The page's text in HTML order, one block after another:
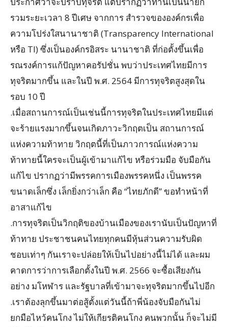
รวมระยะเวลา 8 ปีเศษ จากการ สำรวจขององค์กรเพื่อ
ความโปร่งใสนานาชาติ (Transparency International
หรือ TI) ซึ่งเป็นองค์กรอิสระ นานาชาติ ที่ก่อตั้งขึ้นเพื่อ
รณรงค์การแก้ปัญหาคอรัปชั่น พบว่าประเทศไทยมีการ
ทุจริตมากขึ้น และในปี พ.ศ. 2564 มีการทุจริตสูงสุดใน
รอบ 10 ปี
.เมื่อสถานการณ์เป็นเช่นนี้การทุจริตในประเทศไทยมีแต่
จะร้ายแรงมากขึ้นจนเกิดภาวะวิกฤตเป็น สถานการณ์
แห่งความท้าทาย วิกฤตนี้ที่เป็นภาวการณ์แห่งความ
ท้าทายนี้ใครจะเป็นผู้เข้ามาแก้ไข หรือร่วมมือ จับมือกัน
แก้ไข ปรากฏว่ามีพรรคการเมืองพรรคหนึ่ง เป็นพรรค
ขนาดเล็กซึ่ง เล็กยิ่งกว่าเล็ก คือ “ไทยภักดี” ขอทำหน้าที่
อาสาแก้ไข
.การทุจริตเป็นวิกฤติของบ้านเมืองของเรานับเป็นปัญหาที่
ท้าทาย ประชาชนคนไทยทุกคนมีหุ้นส่วนความรับผิด
ชอบเท่าๆ กันเราจะปล่อยให้เป็นไปอย่างนี้ไม่ได้ และผม
คาดการว่าการเลือกตั้งในปี พ.ศ. 2566 จะซื้อเสียงกัน
อย่าง มโหฬาร และรัฐบาลที่เข้ามาจะทุจริตมากขึ้นไปอีก
.เราต้องลุกขึ้นมาต่อสู้ตั้งแต่วันนี้ถ้าพี่น้องจับมือกันไม่
ยกมือไหว้คนโกง ไม่ให้เกียรติคนโกง คนพวกนั้น ก็จะไม่มี